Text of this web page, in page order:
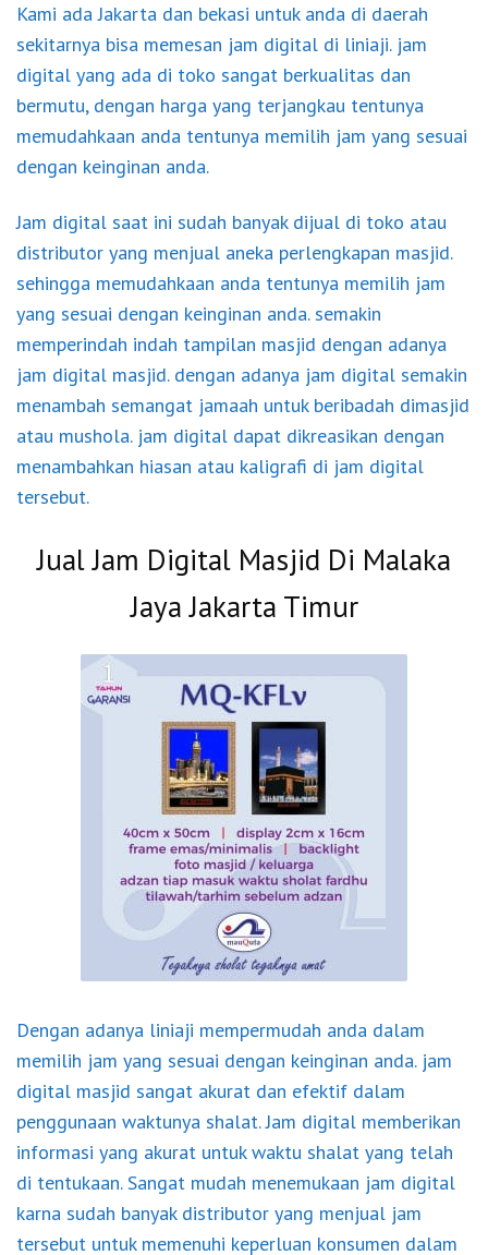
Kami ada Jakarta dan bekasi untuk anda di daerah
sekitarnya bisa memesan jam digital di liniaji. jam
digital yang ada di toko sangat berkualitas dan
bermutu, dengan harga yang terjangkau tentunya
memudahkaan anda tentunya memilih jam yang sesuai
dengan keinginan anda.
Jam digital saat ini sudah banyak dijual di toko atau
distributor yang menjual aneka perlengkapan masjid.
sehingga memudahkaan anda tentunya memilih jam
yang sesuai dengan keinginan anda. semakin
memperindah indah tampilan masjid dengan adanya
jam digital masjid. dengan adanya jam digital semakin
menambah semangat jamaah untuk beribadah dimasjid
atau mushola. jam digital dapat dikreasikan dengan
menambahkan hiasan atau kaligrafi di jam digital
tersebut.
Jual Jam Digital Masjid Di Malaka
Jaya Jakarta Timur
Dengan adanya liniaji mempermudah anda dalam
memilih jam yang sesuai dengan keinginan anda. jam
digital masjid sangat akurat dan efektif dalam
penggunaan waktunya shalat. Jam digital memberikan
informasi yang akurat untuk waktu shalat yang telah
di tentukaan. Sangat mudah menemukaan jam digital
karna sudah banyak distributor yang menjual jam
tersebut untuk memenuhi keperluan konsumen dalam